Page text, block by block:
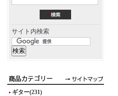
サイト内検索
ギター(231)